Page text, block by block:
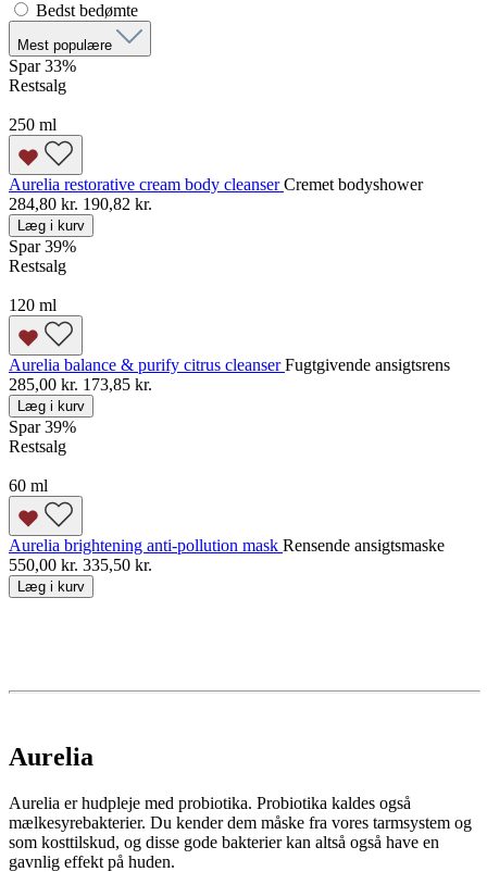
Bedst bedømte
Mest populære
Spar 33%
Restsalg
250 ml
Aurelia restorative cream body cleanserCremet bodyshower
284,80 kr. 190,82 kr.
Læg i kurv
Spar 39%
Restsalg
120 ml
Aurelia balance & purify citrus cleanserFugtgivende ansigtsrens
285,00 kr. 173,85 kr.
Læg i kurv
Spar 39%
Restsalg
60 ml
Aurelia brightening anti-pollution mask Rensende ansigtsmaske
550,00 kr. 335,50 kr.
Læg i kurv
Aurelia
Aurelia er hudpleje med probiotika. Probiotika kaldes også
mælkesyrebakterier. Du kender dem måske fra vores tarmsystem og
som kosttilskud, og disse gode bakterier kan altså også have en
gavnlig effekt på huden.